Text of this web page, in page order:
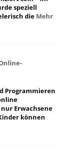
speziell
die Mehr
Programmieren
Erwachsene
können